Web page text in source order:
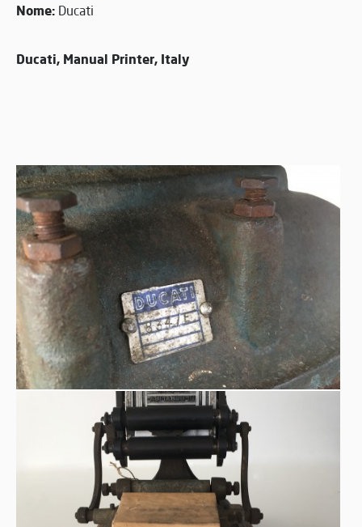
Nome: Ducati
Ducati, Manual Printer, Italy